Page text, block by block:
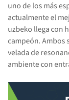
uno de los más
actualmente el
uzbeko llega con
campeón. Ambos
velada de
ambiente con